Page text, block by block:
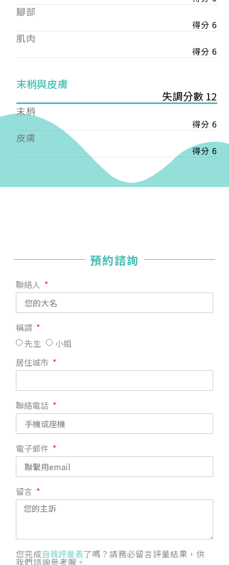
腳部
得分 6
肌肉
得分 6
末梢與皮膚
失調分數 12
末梢
得分 6
皮膚
得分 6
預約諮詢
聯絡人
稱謂
先生
小姐
居住城市
聯絡電話
電子郵件
留言
您完成自我評量表了嗎？請務必留言評量結果，供
我們諮詢參考喔。
——
【會費】
個人會員:
入會費新臺幣1200元，於會員入會時繳納；常年會
入會費新臺幣3000元，於會員入會時繳納；常年會
戶名: 社團法人台灣自律神經健康培訓暨發展協會
帳號: 003-03-501566-2
銀行: (013) 國泰世華 南京東路分行